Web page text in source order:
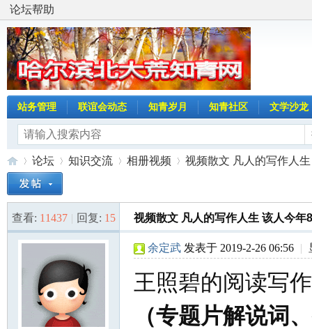
论坛帮助
站务管理 联谊会动态 知青岁月 知青社区 文学沙龙
哈»
论坛
›
知识交流
›
相册视频
›
视频散文 凡人的写作人
查看: 11437 | 回复: 15 视频散文 凡人的写作人生 该人今年
余定武 发表于 2019-2-26 06:56 |
王照碧的阅读写
（专题片解说词